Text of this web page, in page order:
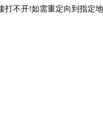
打不开!如需重定向到指定